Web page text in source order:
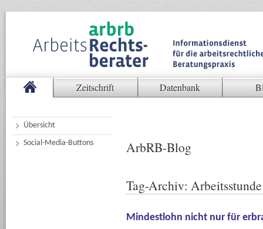
Zeitschrift Datenbank
Übersicht
Social-Media-Buttons
ArbRB-Blog
Tag-Archiv: Arbeitsstunde
Mindestlohn nicht nur für